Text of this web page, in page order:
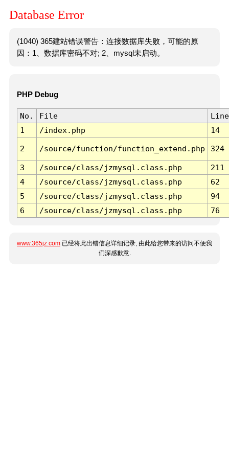
Database Error
(1040) 365建站错误警告：连接数据库失败，可能的原
因：1、数据库密码不对; 2、mysql未启动。
PHP Debug
No. File
Line
1
/index.php 14
2 /source/function/function_extend.php 324
3 /source/class/jzmysql.class.php
211
4
/source/class/jzmysql.class.php
62
5
/source/class/jzmysql.class.php
94
6
/source/class/jzmysql.class.php 76
www.365jz.com 已经将此出错信息详细记录, 由此给您带来的访问不便我
们深感歉意.